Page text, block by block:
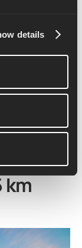
details
Station,
de beroemde
die de sfeer
menigten, een
een
de
km